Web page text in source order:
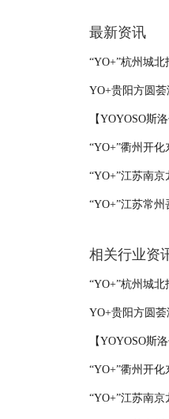
最新资讯
“YO+”杭州城北
YO+贵阳方圆荟
【YOYOSO斯
“YO+”衢州开化
“YO+”江苏南京
“YO+”江苏常州
相关行业资
“YO+”杭州城北
YO+贵阳方圆荟
【YOYOSO斯
“YO+”衢州开化
“YO+”江苏南京